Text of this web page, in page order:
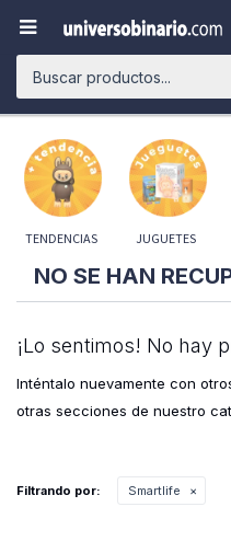

TENDENCIAS JUGUETES
NO SE HAN
¡Lo sentimos! No hay
Inténtalo nuevamente con
otras secciones de nuestro
Filtrando por: Smartlife